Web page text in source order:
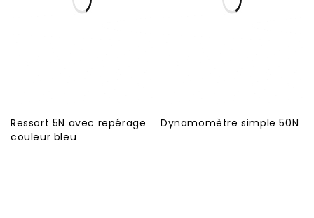
Ressort 5N avec repérage
couleur bleu
Dynamomètre simple 50N